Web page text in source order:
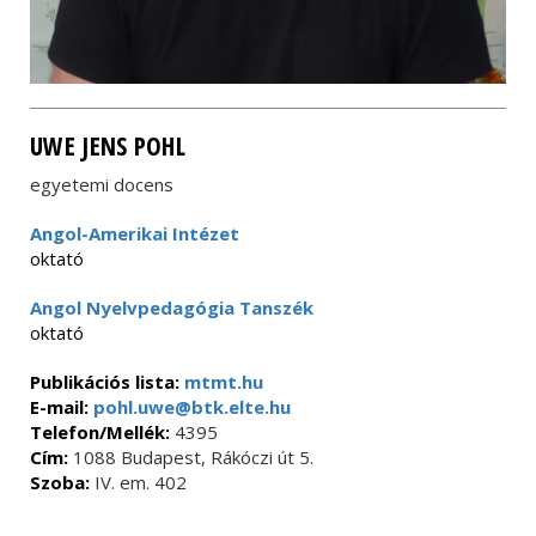
UWE JENS POHL
egyetemi docens
Angol-Amerikai Intézet
oktató
Angol Nyelvpedagógia Tanszék
oktató
Publikációs lista: mtmt.hu
E-mail: pohl.uwe@btk.elte.hu
Telefon/Mellék: 4395
Cím: 1088 Budapest, Rákóczi út 5.
Szoba: IV. em. 402